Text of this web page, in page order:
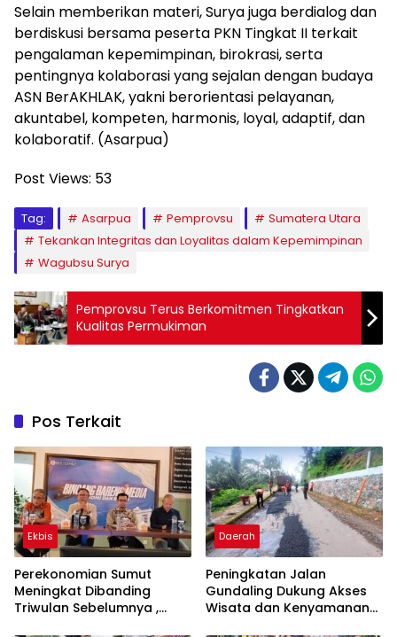
Selain memberikan materi, Surya juga berdialog dan
berdiskusi bersama peserta PKN Tingkat II terkait
pengalaman kepemimpinan, birokrasi, serta
pentingnya kolaborasi yang sejalan dengan budaya
ASN BerAKHLAK, yakni berorientasi pelayanan,
akuntabel, kompeten, harmonis, loyal, adaptif, dan
kolaboratif. (Asarpua)
Post Views: 53
Tag: Asarpua Pemprovsu
Sumatera Utara
Tekankan Integritas dan Loyalitas dalam Kepemimpinan
Wagubsu Surya
Pemprovsu Terus Berkomitmen Tingkatkan
Kualitas Permukiman
Pos Terkait
Ekbis
Perekonomian Sumut
Meningkat Dibanding
Triwulan Sebelumnya ,
Daerah
Peningkatan Jalan
Gundaling Dukung Akses
Wisata dan Kenyamanan